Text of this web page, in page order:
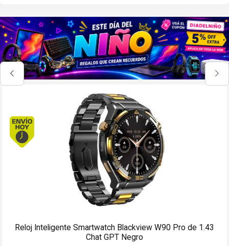
Envío hoy. Comprando antes de 13Hs.
Reloj Inteligente Smartwatch Blackview W90 Pro de 1.43
Chat GPT Negro